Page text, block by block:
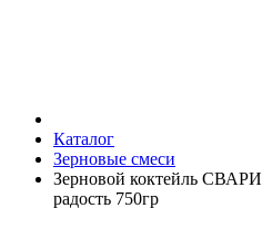
Каталог
Зерновые смеси
Зерновой коктейль
радость 750гр